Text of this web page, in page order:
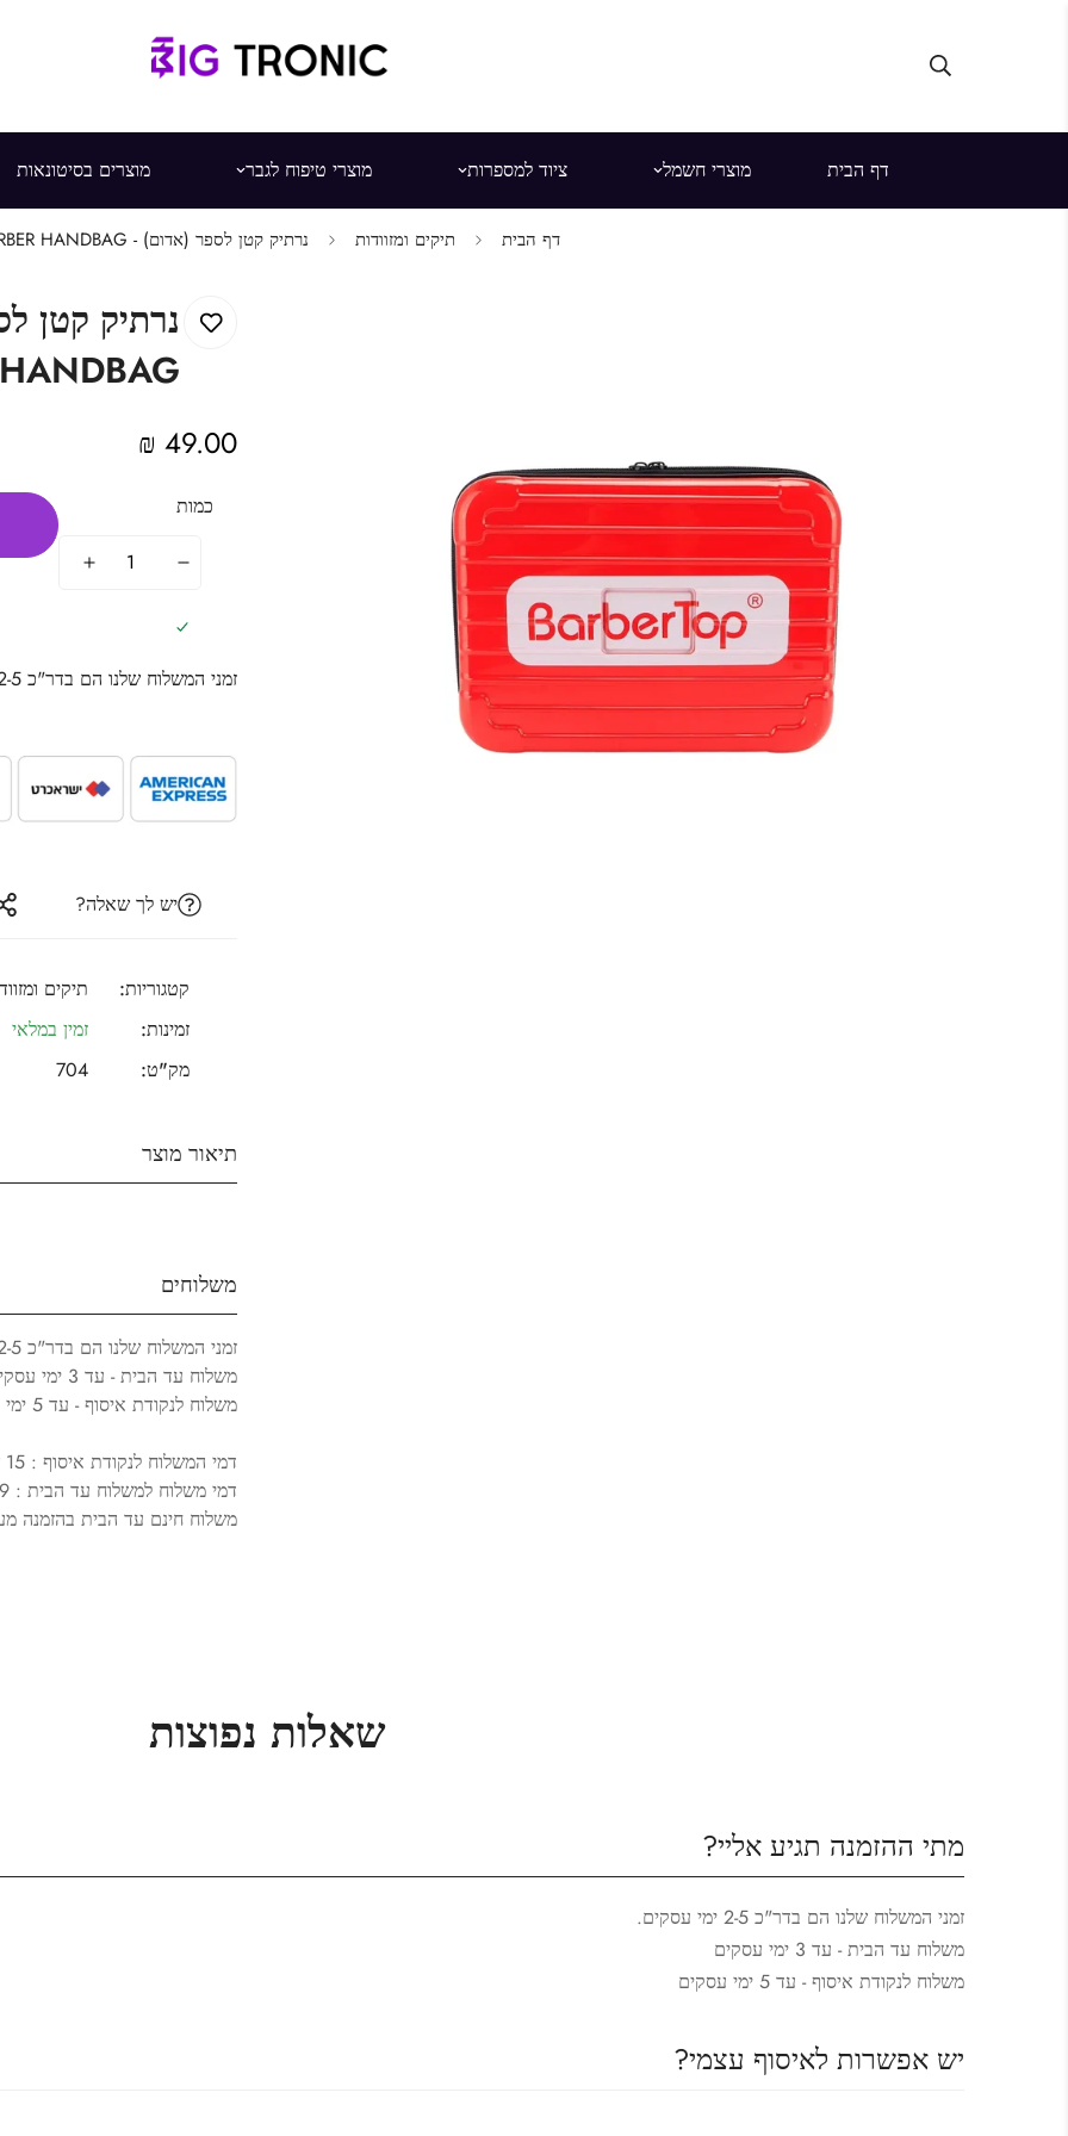
דף הבית מוצרי חשמל ציוד למספרות מוצרי טיפוח לגבר מוצרים בסיטונאות
דף הבית תיקים ומזוודות נרתיק קטן לספר (אדום) - BARBER HANDBAG
HANDBAG
מחיר
49.00 ₪
כמות
זמני המשלוח שלנו הם בדר"כ 2-5 ימי עסקים.
יש לך שאלה?
קטגוריות:
תיקים
זמינות:
זמין במלאי
מק"ט:
704
תיאור מוצר
משלוחים
זמני המשלוח שלנו הם בדר"כ 2-5 ימי עסקים.
משלוח עד הבית - עד 3 ימי עסקים
משלוח לנקודת איסוף - עד 5 ימי עסקים
דמי המשלוח לנקודת איסוף : 15 ש"ח
דמי משלוח למשלוח עד הבית : 29 ש"ח
משלוח חינם עד הבית בהזמנה מעל 500
שאלות נפוצות
מתי ההזמנה תגיע אליי?
זמני המשלוח שלנו הם בדר"כ 2-5 ימי עסקים.
משלוח עד הבית - עד 3 ימי עסקים
משלוח לנקודת איסוף - עד 5 ימי עסקים
יש אפשרות לאיסוף עצמי?
Are you 18 years old or older?